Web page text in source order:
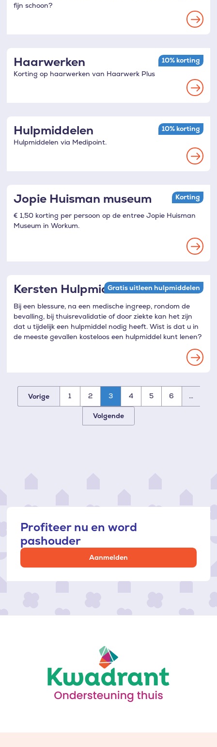
fijn schoon?
Read
Haarwerken
Korting op haarwerken van Haarwerk Plus
Read
10% korting
Hulpmiddelen
Hulpmiddelen via Medipoint.
Read
10% korting
Jopie Huisman museum
€ 1,50 korting per persoon op de entree Jopie Huisman
Museum in Workum.
Read
Korting
Kersten Hulpmiddelen
Bij een blessure, na een medische ingreep, rondom de
bevalling, bij thuisrevalidatie of door ziekte kan het zijn
dat u tijdelijk een hulpmiddel nodig heeft. Wist is dat u in
de meeste gevallen kosteloos een hulpmiddel kunt lenen?
Read
Gratis uitleen hulpmiddelen
Paginatie
Vorige 1 2 3 4 5 6 …
Volgende
Profiteer nu en word
pashouder
Aanmelden